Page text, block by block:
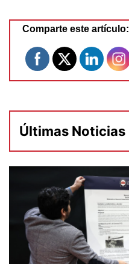
Comparte este artículo:
Últimas Noticias